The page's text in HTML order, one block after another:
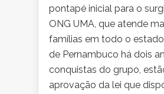
pontapé inicial para o
ONG UMA, que atende
famílias em todo o estado
de Pernambuco há dois
conquistas do grupo,
aprovação da lei que